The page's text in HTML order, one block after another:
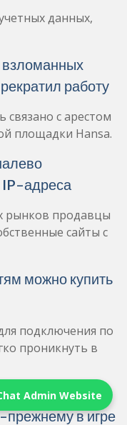
данных,
работу
с арестом
площадки Hansa.
IP-адреса
рынков продавцы
сайты с
можно купить
подключения по
проникнуть в
прежнему в игре
Admin Website